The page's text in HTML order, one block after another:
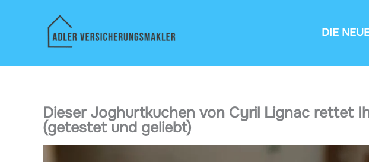
DIE
Dieser Joghurtkuchen von Cyril Lignac rettet
(getestet und geliebt)